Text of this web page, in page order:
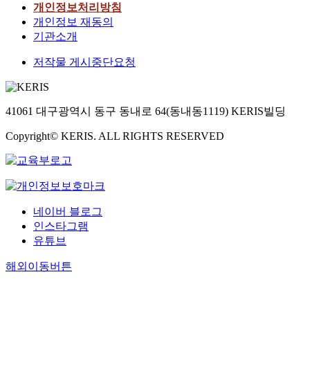
개인정보처리방침
개인정보 재동의
기관소개
저작물 게시중단요청
41061 대구광역시 동구 동내로 64(동내동1119) KERIS빌딩
Copyright© KERIS. ALL RIGHTS RESERVED
네이버 블로그
인스타그램
유튜브
해외이동버튼